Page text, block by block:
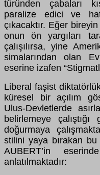
türünden çabaları
paralize edici ve
çıkacaktır. Eğer
onun ön yargıları
çalışılırsa, yine
simalarından olan
eserine izafen
Liberal faşist
küresel bir açılım
Ulus-Devletlerde
belirlemeye
doğurmaya
stilini yaya bırakan
AUBERT’in
anlatılmaktadır: